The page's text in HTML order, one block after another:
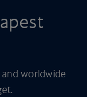
worldwide